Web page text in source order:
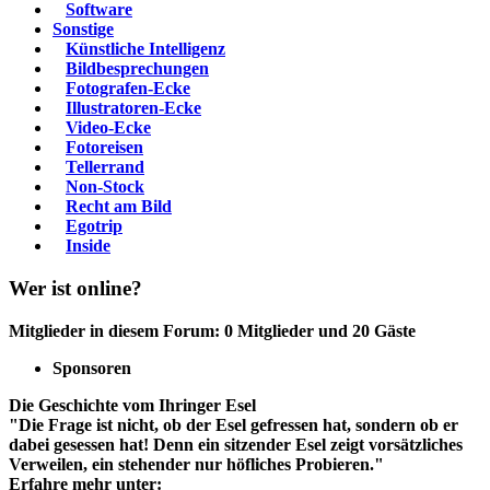
Software
Sonstige
Künstliche Intelligenz
Bildbesprechungen
Fotografen-Ecke
Illustratoren-Ecke
Video-Ecke
Fotoreisen
Tellerrand
Non-Stock
Recht am Bild
Egotrip
Inside
Wer ist online?
Mitglieder in diesem Forum: 0 Mitglieder und 20 Gäste
Sponsoren
Die Geschichte vom Ihringer Esel
"Die Frage ist nicht, ob der Esel gefressen hat, sondern ob er
dabei gesessen hat! Denn ein sitzender Esel zeigt vorsätzliches
Verweilen, ein stehender nur höfliches Probieren."
Erfahre mehr unter: